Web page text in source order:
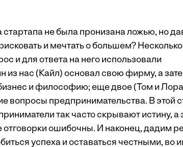
стартапа не была пронизана ложью, но
и мечтать о большем? Несколько
и для ответа на него использовали
нас (Кайл) основал свою фирму, а
и философию; еще двое (Том и
вопросы предпринимательства. В этой
так часто скрывают истину, а
ошибочны. И наконец, дадим
успеха и оставаться честными, во